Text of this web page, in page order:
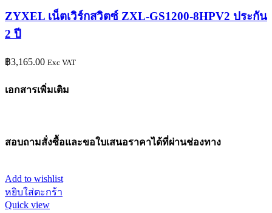
ZYXEL เน็ตเวิร์กสวิตซ์ ZXL-GS1200-8HPV2 ประกัน
2 ปี
฿3,165.00 Exc VAT
เอกสารเพิ่มเติม
สอบถามสั่งซื้อและขอใบเสนอราคาได้ที่ผ่านช่องทาง
Add to wishlist
หยิบใส่ตะกร้า
Quick view